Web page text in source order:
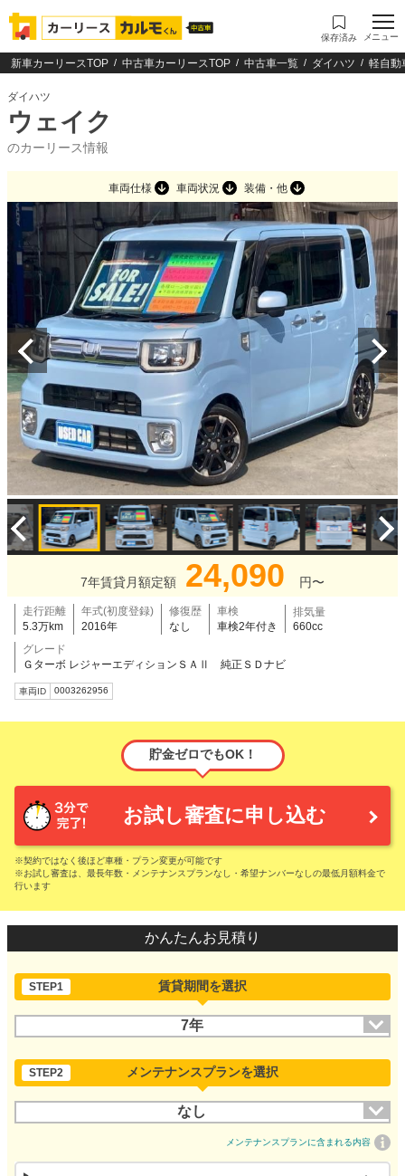
保存済み メニュー
新車カーリースTOP 中古車カーリースTOP 中古車一覧 ダイハツ 軽自動
ダイハツ
ウェイク
のカーリース情報
車両仕様 車両状況 装備・他
7年賃貸月額定額 24,090 円〜
走行距離
5.3万km
年式(初度登録)
2016年
修復歴
なし
車検
車検2年付き
排気量
660cc
グレード
Ｇターボ レジャーエディションＳＡⅡ 純正ＳＤナビ
車両ID 0003262956
貯金ゼロでもOK！
お試し審査に申し込む
※契約ではなく後ほど車種・プラン変更が可能です
※お試し審査は、最長年数・メンテナンスプランなし・希望ナンバーなしの最低月額料金で
行います
かんたんお見積り
STEP1 賃貸期間を選択
7年
STEP2 メンテナンスプランを選択
なし
メンテナンスプランに含まれる内容